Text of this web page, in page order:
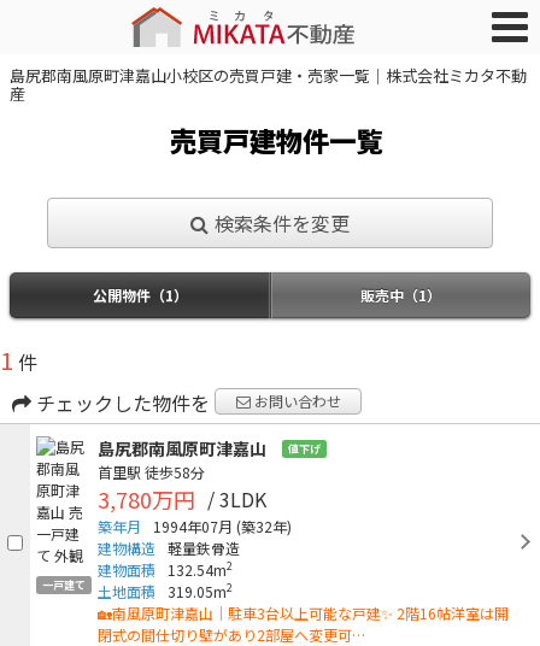
島尻郡南風原町津嘉山小校区の売買戸建・売家一覧｜株式会社ミカタ不動
産
売買戸建物件一覧
検索条件を変更
公開物件（1） 販売中（1）
1 件
チェックした物件を
お問い合わせ
一戸建て
島尻郡南風原町津嘉山 値下げ
首里駅 徒歩58分
3,780万円 / 3LDK
築年月 1994年07月 (築32年)
建物構造 軽量鉄骨造
建物面積
132.54m2
土地面積 319.05m2
🏡南風原町津嘉山｜駐車3台以上可能な戸建✨ 2階16帖洋室は開
閉式の間仕切り壁があり2部屋へ変更可…